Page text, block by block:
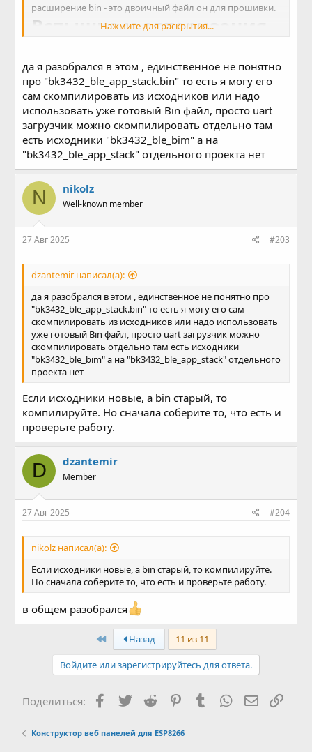
расширение bin - это двоичный файл он для прошивки.
Вспышка и авторизация
Последнее обновление: 14.06.2024 22:55:54скачать
В этом разделе описано, как обновить прошивку чипа
BK3432 и настроить его для подключения к платформе
разработчиков Tuya. BK3432 поддерживает обновление
прошивки только через SPI.
Прошивка BK3432 состоит из трёх частей: загрузчик, стек
и приложение.
bk3432_ble_app.bin: двоичный файл приложения.
обновлением приложения.
bk3432_ble_app_merge.binДвоичный файл после
bk3432_ble_app_stack.bin: двоичный файл со всем
обновлением прошивки.
Подготовка оборудования
Мигалка BEKEN SPI
или обратиться к своему менеджеру по работе с
клиентами.
Программист
Процедура
Подключите провода (SW SPI), как показано ниже.
BEKEN
МОСИ МИСО П2.4 П2.3 GND ВПП
Пин
BK3432
Р04 Р05 Р06
Нажмите для раскрытия...
да я разобрался в этом , единственное не понятно
про "bk3432_ble_app_stack.bin" то есть я могу его
сам скомпилировать из исходников или надо
использовать уже готовый Bin файл, просто uart
загрузчик можно скомпилировать отдельно там
есть исходники "bk3432_ble_bim" а на
"bk3432_ble_app_stack" отдельного проекта нет
N nikolz
Well-known member
27 Авг 2025 #203
dzantemir написал(а):
да я разобрался в этом , единственное не понятно про
"bk3432_ble_app_stack.bin" то есть я могу его сам
скомпилировать из исходников или надо использовать
уже готовый Bin файл, просто uart загрузчик можно
скомпилировать отдельно там есть исходники
"bk3432_ble_bim" а на "bk3432_ble_app_stack" отдельного
проекта нет
Если исходники новые, а bin старый, то
компилируйте. Но сначала соберите то, что есть и
проверьте работу.
D dzantemir
Member
27 Авг 2025 #204
nikolz написал(а):
Если исходники новые, а bin старый, то компилируйте.
Но сначала соберите то, что есть и проверьте работу.
в общем разобрался
First Назад 11 из 11
Войдите или зарегистрируйтесь для ответа.
Поделиться: Facebook
TwitterReddit PinterestTumblrWhatsApp
Конструктор веб панелей для ESP8266